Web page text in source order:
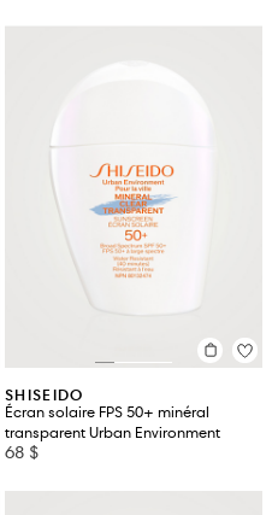
SHISEIDO
Écran solaire FPS 50+ minéral
transparent Urban Environment
68 $